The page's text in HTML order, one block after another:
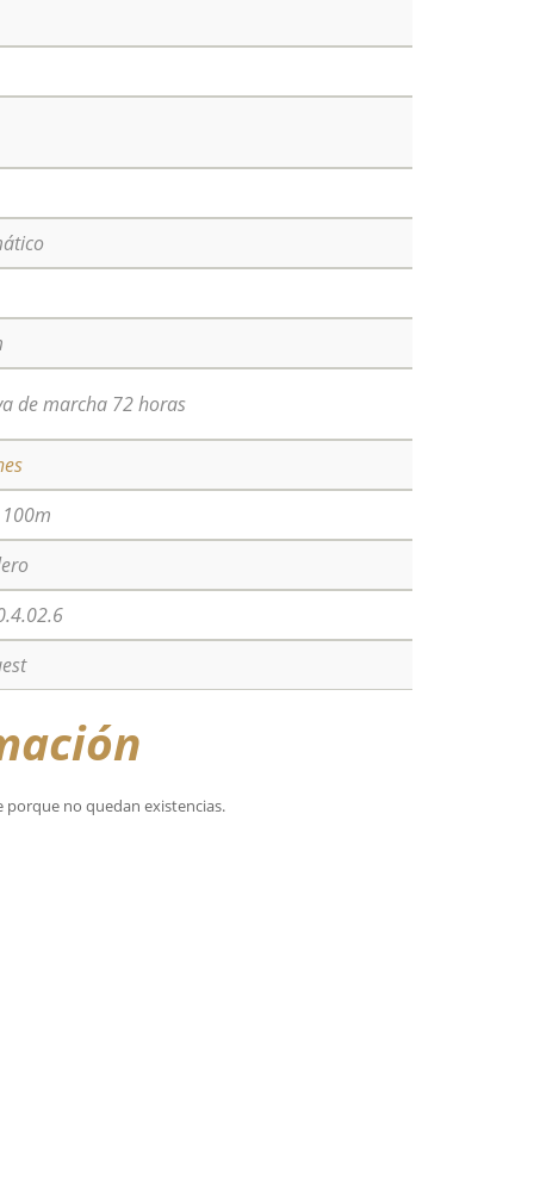
de marcha 72 horas
no quedan existencias.